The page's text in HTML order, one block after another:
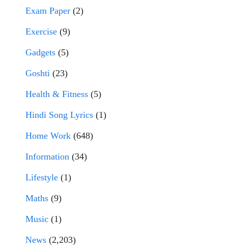
Exam Paper (2)
Exercise (9)
Gadgets (5)
Goshti (23)
Health & Fitness (5)
Hindi Song Lyrics (1)
Home Work (648)
Information (34)
Lifestyle (1)
Maths (9)
Music (1)
News (2,203)